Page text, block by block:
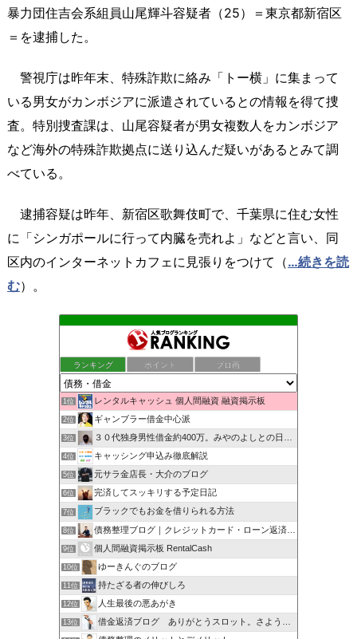
暴力団住吉会系組員山尾輝斗容疑者（25）＝東京都新宿区
＝を逮捕した。
警視庁は昨年末、特殊詐欺に絡み「トー横」に集まって
いる男女がカンボジアに派遣されているとの情報を得て捜
査。特別捜査課は、山尾容疑者が男女複数人をカンボジア
など海外の特殊詐欺拠点に送り込んだ疑いがあるとみて調
べている。
逮捕容疑は昨年、新宿区歌舞伎町で、千葉県に住む女性
に「シンガポールに行って内臓を売れよ」などと言い、同
区内のインターネットカフェに見張りをつけて（…続きを読
む）。
ランキング ポイント ブロ画
1位 レンタルキャッシュ 個人間融資 融資掲示板
2位 ギャンブラー借金中心派
3位 ３０代独身男性借金約400万。みやのよしとの日常。
4位 キャッシング申込み徹底解説
5位 元サラ金店長・大介のブログ
6位 完済してスッキリする予定日記
7位 ブラックでもお金を借りられる方法
8位 債務整理ブログ｜クレジットカード・ローン返済で悩んでいる方へ
9位 個人間融資掲示板 RentalCash
10位 ゆーきんぐのブログ
11位 持たざる者の伸びしろ
12位 人生最後の悪あがき
13位 借金返済ブログ ありがとうスロット。さようならスロット